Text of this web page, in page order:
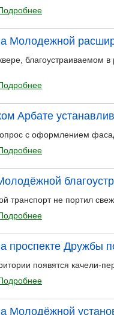
Молодежной
Арбате
с оформлением
транспорт не портил
проспекте Дружбы
появятся качели-
Молодёжной